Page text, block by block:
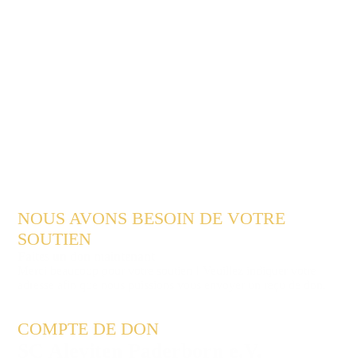
NOUS AVONS BESOIN DE VOTRE
SOUTIEN
COMPTE DE DON